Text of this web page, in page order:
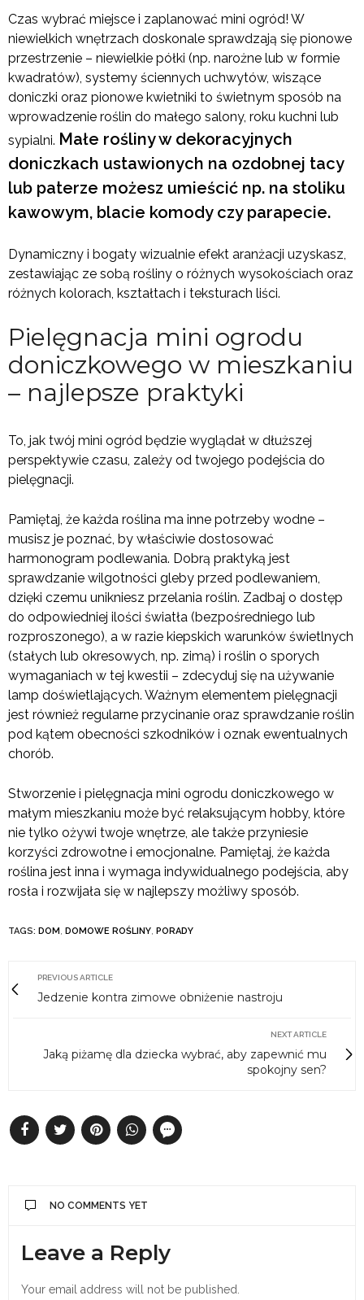
Czas wybrać miejsce i zaplanować mini ogród! W
niewielkich wnętrzach doskonale sprawdzają się pionowe
przestrzenie – niewielkie półki (np. narożne lub w formie
kwadratów), systemy ściennych uchwytów, wiszące
doniczki oraz pionowe kwietniki to świetnym sposób na
wprowadzenie roślin do małego salony, roku kuchni lub
sypialni. Małe rośliny w dekoracyjnych
doniczkach ustawionych na ozdobnej tacy
lub paterze możesz umieścić np. na stoliku
kawowym, blacie komody czy parapecie.
Dynamiczny i bogaty wizualnie efekt aranżacji uzyskasz,
zestawiając ze sobą rośliny o różnych wysokościach oraz
różnych kolorach, kształtach i teksturach liści.
Pielęgnacja mini ogrodu
doniczkowego w mieszkaniu
– najlepsze praktyki
To, jak twój mini ogród będzie wyglądał w dłuższej
perspektywie czasu, zależy od twojego podejścia do
pielęgnacji.
Pamiętaj, że każda roślina ma inne potrzeby wodne –
musisz je poznać, by właściwie dostosować
harmonogram podlewania. Dobrą praktyką jest
sprawdzanie wilgotności gleby przed podlewaniem,
dzięki czemu unikniesz przelania roślin. Zadbaj o dostęp
do odpowiedniej ilości światła (bezpośredniego lub
rozproszonego), a w razie kiepskich warunków świetlnych
(stałych lub okresowych, np. zimą) i roślin o sporych
wymaganiach w tej kwestii – zdecyduj się na używanie
lamp doświetlających. Ważnym elementem pielęgnacji
jest również regularne przycinanie oraz sprawdzanie roślin
pod kątem obecności szkodników i oznak ewentualnych
chorób.
Stworzenie i pielęgnacja mini ogrodu doniczkowego w
małym mieszkaniu może być relaksującym hobby, które
nie tylko ożywi twoje wnętrze, ale także przyniesie
korzyści zdrowotne i emocjonalne. Pamiętaj, że każda
roślina jest inna i wymaga indywidualnego podejścia, aby
rosła i rozwijała się w najlepszy możliwy sposób.
TAGS: DOM DOMOWE ROŚLINY PORADY
PREVIOUS ARTICLE
Jedzenie kontra zimowe obniżenie nastroju
NEXT ARTICLE
Jaką piżamę dla dziecka wybrać, aby zapewnić mu
spokojny sen?
NO COMMENTS YET
Leave a Reply
Your email address will not be published.